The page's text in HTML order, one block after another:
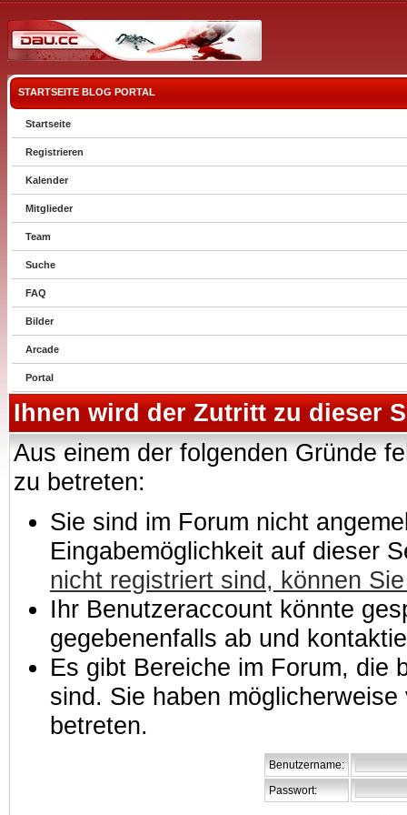
STARTSEITE BLOG PORTAL
Startseite
Registrieren
Kalender
Mitglieder
Team
Suche
FAQ
Bilder
Arcade
Portal
Ihnen wird der Zutritt zu dieser
Aus einem der folgenden Gründe
zu betreten:
Sie sind im Forum nicht
Eingabemöglichkeit auf dieser
nicht registriert sind, können
Ihr Benutzeraccount könnte
gegebenenfalls ab und
Es gibt Bereiche im Forum, die
sind. Sie haben
betreten.
Benutzername:
Passwort: